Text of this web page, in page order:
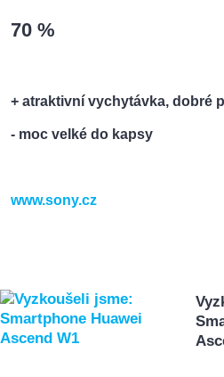
70 %
+ atraktivní vychytávka, dobré
- moc velké do kapsy
www.sony.cz